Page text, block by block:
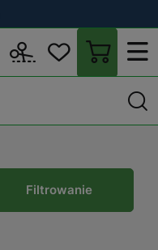
Filtrowanie